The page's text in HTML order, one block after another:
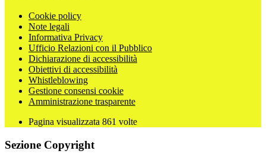
Cookie policy
Note legali
Informativa Privacy
Ufficio Relazioni con il Pubblico
Dichiarazione di accessibilità
Obiettivi di accessibilità
Whistleblowing
Gestione consensi cookie
Amministrazione trasparente
Pagina visualizzata 861 volte
Sezione Copyright